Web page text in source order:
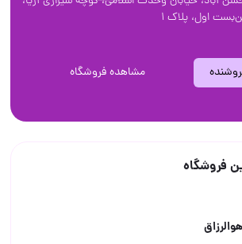
اول، پلاک ۱
مشاهده فروشگاه
فروشگاه
هوالرزاق